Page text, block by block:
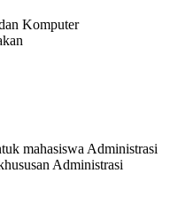
Komputer
mahasiswa Administrasi
Administrasi